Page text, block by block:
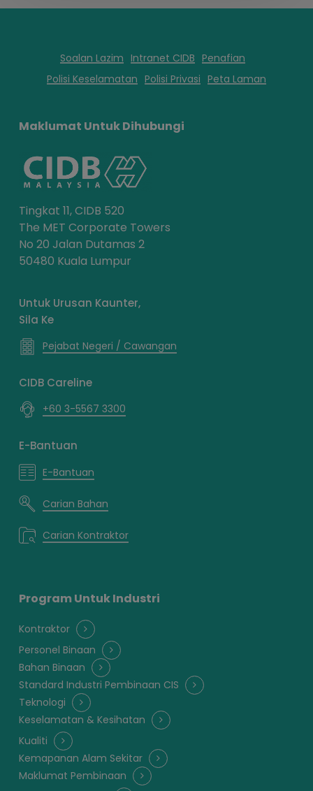
Soalan Lazim Intranet CIDB Penafian
Polisi Keselamatan Polisi Privasi Peta Laman
Maklumat Untuk Dihubungi
Tingkat 11, CIDB 520
The MET Corporate Towers
No 20 Jalan Dutamas 2
50480 Kuala Lumpur
Untuk Urusan Kaunter,
Sila Ke
Pejabat Negeri / Cawangan
CIDB Careline
+60 3-5567 3300
E-Bantuan
E-Bantuan
Carian Bahan
Carian Kontraktor
Program Untuk Industri
Kontraktor
Personel Binaan
Bahan Binaan
Standard Industri Pembinaan CIS
Teknologi
Keselamatan & Kesihatan
Kualiti
Kemapanan Alam Sekitar
Maklumat Pembinaan